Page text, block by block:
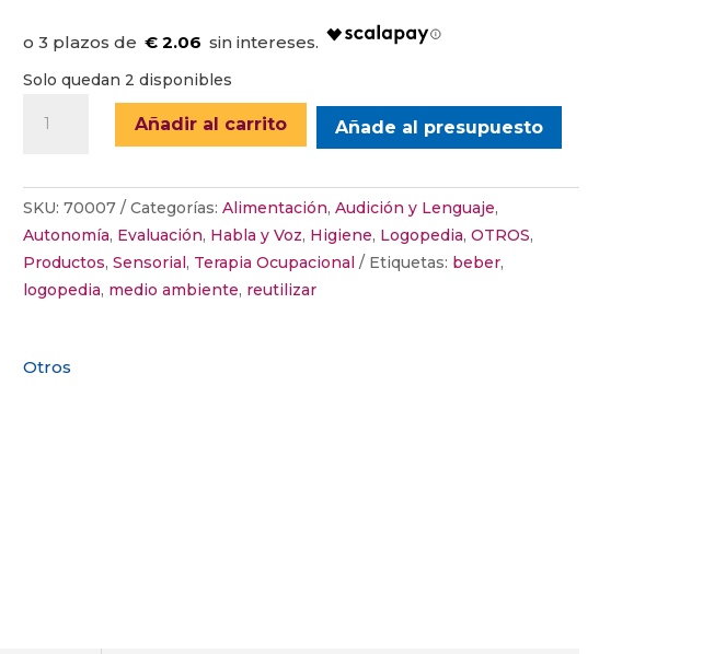
€ 2.06
Solo quedan 2 disponibles
REUTILIZABLEAñadir al carrito Añade al presupuesto
SKU: 70007 Categorías: Alimentación, Audición y Lenguaje,
Autonomía, Evaluación, Habla y Voz, Higiene, Logopedia, OTROS,
Productos, Sensorial, Terapia Ocupacional Etiquetas: beber,
logopedia, medio ambiente, reutilizar
Otros